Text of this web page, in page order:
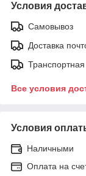
Условия
Самовывоз
Доставка
Все условия
Условия
Наличными
Оплата на